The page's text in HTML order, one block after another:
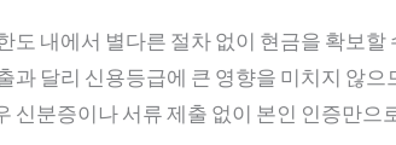
도 내에서 별다른 절차 없이 현금을 확보할
과 달리 신용등급에 큰 영향을 미치지 않
신분증이나 서류 제출 없이 본인 인증만으